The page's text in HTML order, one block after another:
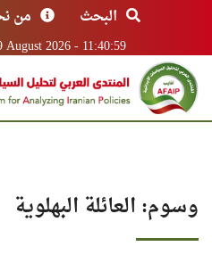
البحث من
August 2026 - 11:40:59
وسوم: العائلة البهلوية